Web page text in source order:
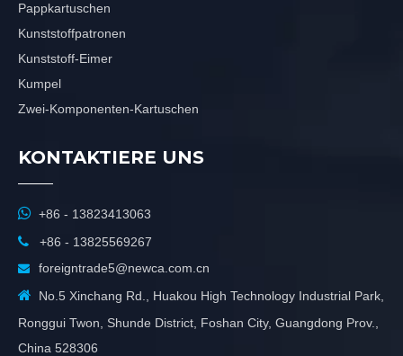
Pappkartuschen
Kunststoffpatronen
Kunststoff-Eimer
Kumpel
Zwei-Komponenten-Kartuschen
KONTAKTIERE UNS
 +86 - 13823413063
 +86 - 13825569267

foreigntrade5@newca.com.cn
 No.5 Xinchang Rd., Huakou High Technology Industrial Park,
Ronggui Twon, Shunde District, Foshan City, Guangdong Prov.,
China 528306